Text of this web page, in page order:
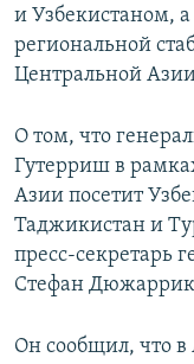
и Узбекистаном,
региональной
Центральной
О том, что
Гутерриш в
Азии посетит
Таджикистан и
пресс-секретарь
Стефан
Он сообщил, что